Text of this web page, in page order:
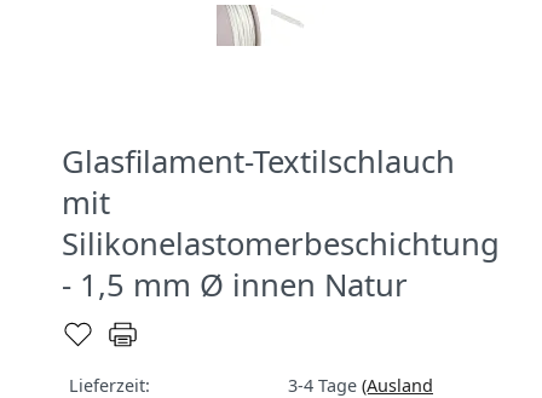
Glasfilament-Textilschlauch
mit
Silikonelastomerbeschichtung
- 1,5 mm Ø innen Natur
Lieferzeit: 3-4 Tage (Ausland